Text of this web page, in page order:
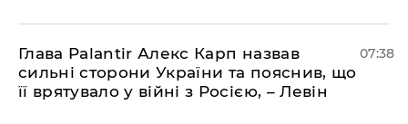
Глава Palantir Алекс Карп назвав
сильні сторони України та пояснив, що
її врятувало у війні з Росією, – Левін
07:38